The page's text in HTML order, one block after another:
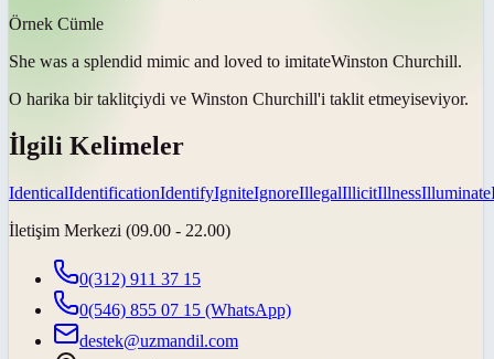
Örnek Cümle
She was a splendid mimic and loved to imitateWinston Churchill.
O harika bir taklitçiydi ve Winston Churchill'i taklit etmeyiseviyor.
İlgili Kelimeler
IdenticalIdentificationIdentifyIgniteIgnoreIllegalIllicitIllnessIlluminate
İletişim Merkezi (09.00 - 22.00)
0(312) 911 37 15
0(546) 855 07 15 (WhatsApp)
destek@uzmandil.com